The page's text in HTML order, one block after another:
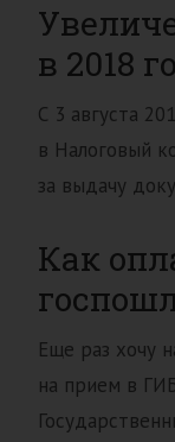
в 2018
С 3 августа
в Налоговый
за выдачу
Как
Еще раз хочу
на прием в